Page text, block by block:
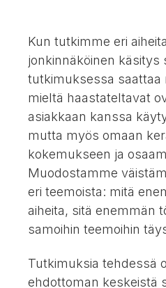
Kun tutkimme eri
jonkinnäköinen käsitys
tutkimuksessa saattaa
mieltä haastateltavat
asiakkaan kanssa
mutta myös omaan
kokemukseen ja
Muodostamme
eri teemoista: mitä
aiheita, sitä enemmän
samoihin teemoihin
Tutkimuksia tehdessä
ehdottoman keskeistä